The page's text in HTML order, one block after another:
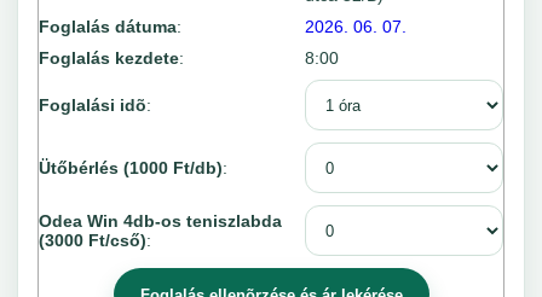
Foglalás dátuma:
2026. 06. 07.
Foglalás kezdete: 8:00
Foglalási idõ:
Ütőbérlés (1000 Ft/db):
Odea Win 4db-os teniszlabda
(3000 Ft/cső):